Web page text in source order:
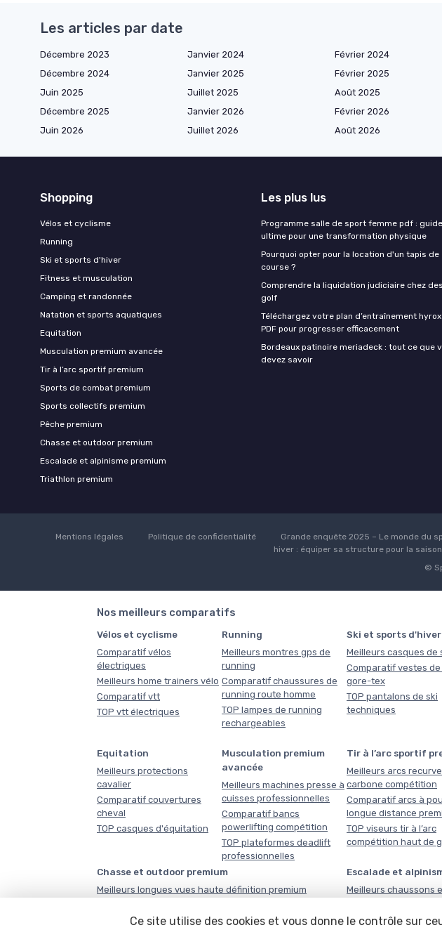
Les articles par date
Décembre 2023 Janvier 2024 Février 2024
Décembre 2024
Janvier 2025 Février 2025
Juin 2025
Juillet 2025 Août 2025
Décembre 2025
Janvier 2026 Février 2026
Juin 2026
Juillet 2026 Août 2026
Shopping
Vélos et cyclisme
Running
Ski et sports d'hiver
Fitness et musculation
Camping et randonnée
Natation et sports aquatiques
Equitation
Musculation premium avancée
Tir à l’arc sportif premium
Sports de combat premium
Sports collectifs premium
Pêche premium
Chasse et outdoor premium
Escalade et alpinisme premium
Triathlon premium
Les plus lus
Programme salle de sport femme pdf : guide
ultime pour une transformation physique
Pourquoi opter pour la location d'un tapis de
course ?
Comprendre la liquidation judiciaire chez
golf
Téléchargez votre plan d’entraînement hyrox
PDF pour progresser efficacement
Bordeaux patinoire meriadeck : tout ce que
devez savoir
Mentions légales Politique de confidentialité Grande enquête 2025 – Le monde du
hiver : équiper sa structure pour la saison
©
Nos meilleurs comparatifs
Vélos et cyclisme
Comparatif vélos
électriques
Meilleurs home trainers vélo
Comparatif vtt
TOP vtt électriques
Running
Meilleurs montres gps de
running
Comparatif chaussures de
running route homme
TOP lampes de running
rechargeables
Ski et sports d'hiver
Meilleurs casques de
Comparatif vestes de
gore-tex
TOP pantalons de ski
techniques
Equitation
Meilleurs protections
cavalier
Comparatif couvertures
cheval
TOP casques d'équitation
Musculation premium
avancée
Meilleurs machines presse à
cuisses professionnelles
Comparatif bancs
powerlifting compétition
TOP plateformes deadlift
professionnelles
Tir à l’arc sportif
Meilleurs arcs
carbone compétition
Comparatif arcs à
longue distance
TOP viseurs tir à l’arc
compétition haut de
Chasse et outdoor premium
Meilleurs longues vues haute définition premium
TOP jumelles professionnelles observation nature
Escalade et
Meilleurs chaussons
Ce site utilise des cookies et vous donne le contrôle sur